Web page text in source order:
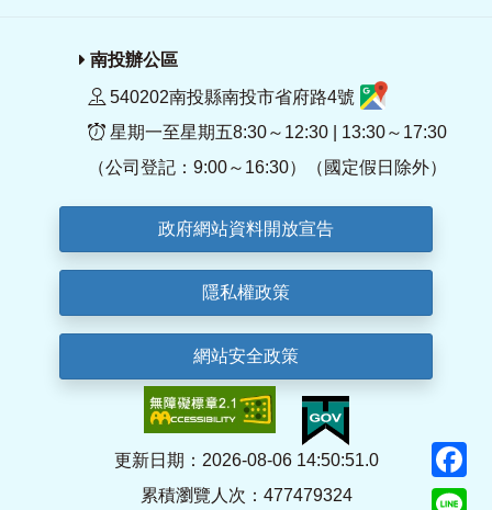
南投辦公區
540202南投縣南投市省府路4號
星期一至星期五8:30～12:30 | 13:30～17:30
（公司登記：9:00～16:30）（國定假日除外）
政府網站資料開放宣告
隱私權政策
網站安全政策
更新日期：2026-08-06 14:50:51.0
累積瀏覽人次：477479324